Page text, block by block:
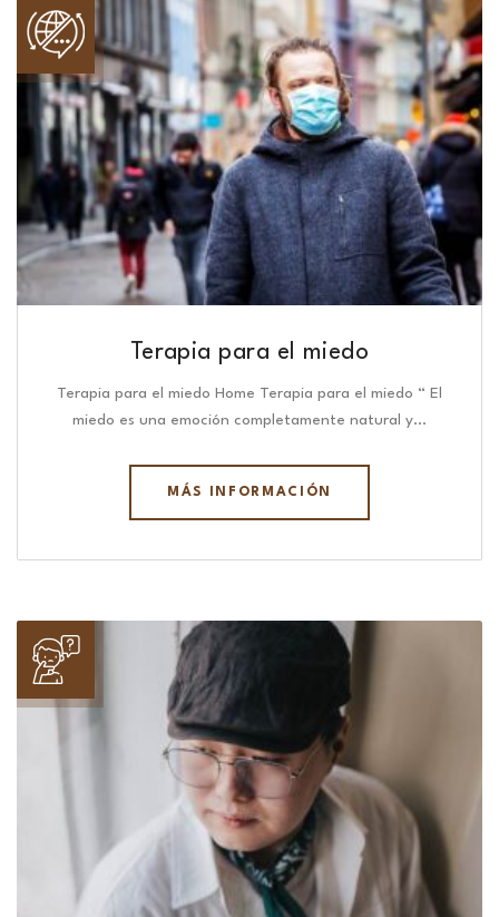
Terapia para el miedo
Terapia para el miedo Home Terapia para el miedo “ El
miedo es una emoción completamente natural y…
MÁS INFORMACIÓN